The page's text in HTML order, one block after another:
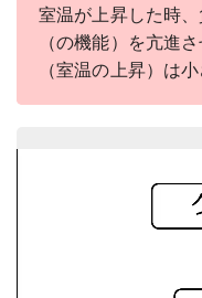
室温が上昇した時
（の機能）を亢進
（室温の上昇）は小